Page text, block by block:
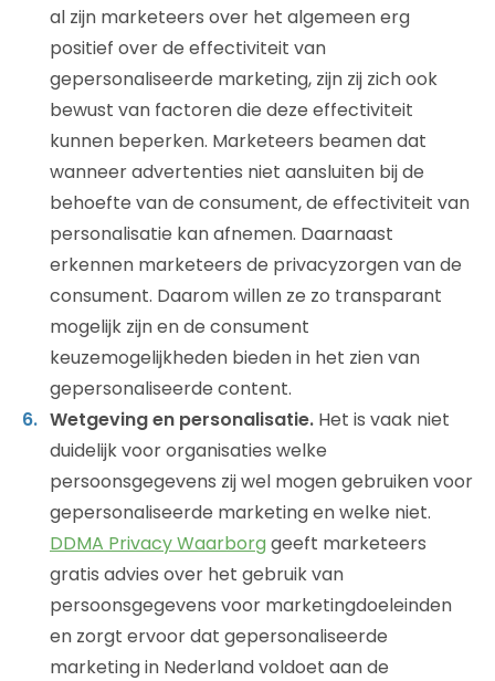
al zijn marketeers over het algemeen erg
positief over de effectiviteit van
gepersonaliseerde marketing, zijn zij zich ook
bewust van factoren die deze effectiviteit
kunnen beperken. Marketeers beamen dat
wanneer advertenties niet aansluiten bij de
behoefte van de consument, de effectiviteit van
personalisatie kan afnemen. Daarnaast
erkennen marketeers de privacyzorgen van de
consument. Daarom willen ze zo transparant
mogelijk zijn en de consument
keuzemogelijkheden bieden in het zien van
gepersonaliseerde content.
Wetgeving en personalisatie. Het is vaak niet
duidelijk voor organisaties welke
persoonsgegevens zij wel mogen gebruiken voor
gepersonaliseerde marketing en welke niet.
DDMA Privacy Waarborg geeft marketeers
gratis advies over het gebruik van
persoonsgegevens voor marketingdoeleinden
en zorgt ervoor dat gepersonaliseerde
marketing in Nederland voldoet aan de